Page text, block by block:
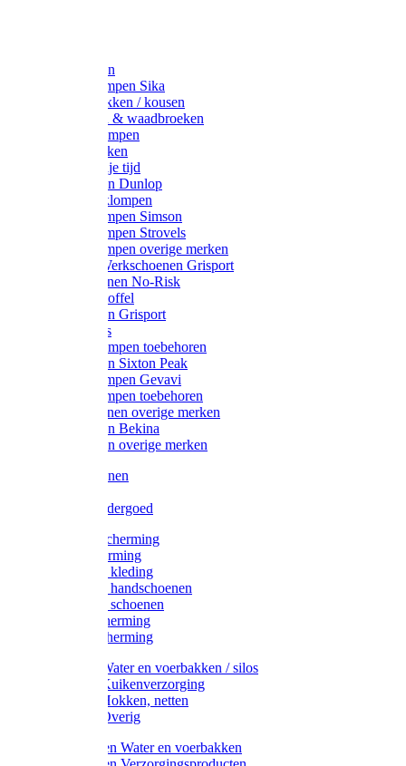
Werksokken
Schoenklompen Sika
Thermo sokken / kousen
Lieslaarzen & waadbroeken
Houten klompen
Wandelsokken
Laarzen vrije tijd
Werklaarzen Dunlop
Kunststof klompen
Schoenklompen Simson
Schoenklompen Strovels
Schoenklompen overige merken
Wandel-/ Werkschoenen Grisport
Werkschoenen No-Risk
Klomppantoffel
Werklaarzen Grisport
Accessoires
Houten klompen toebehoren
Werklaarzen Sixton Peak
Schoenklompen Gevavi
Schoenklompen toebehoren
Werkschoenen overige merken
Werklaarzen Bekina
Werklaarzen overige merken
Handschoenen
Thermo ondergoed
Gehoorbescherming
Oogbescherming
Disposable kleding
Disposable handschoenen
Disposable schoenen
Mondbescherming
Hoofdbescherming
Pluimvee Water en voerbakken / silos
Pluimvee Kuikenverzorging
Pluimvee Hokken, netten
Pluimvee Overig
Knaagdieren Water en voerbakken